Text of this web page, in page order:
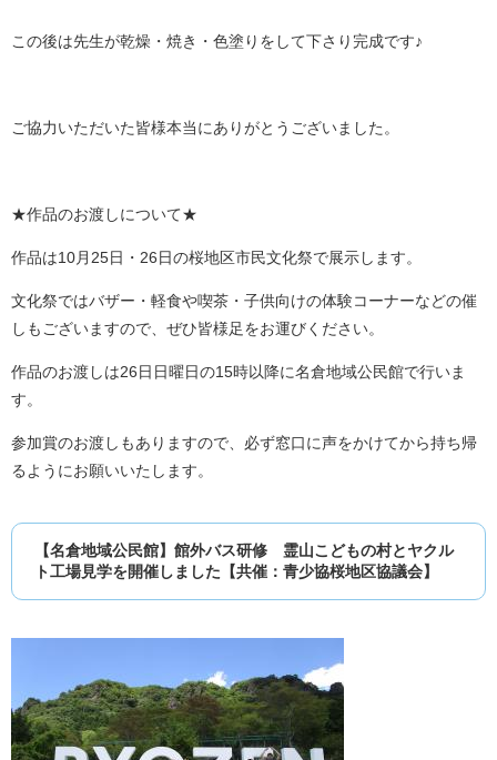
この後は先生が乾燥・焼き・色塗りをして下さり完成です♪
ご協力いただいた皆様本当にありがとうございました。
★作品のお渡しについて★
作品は10月25日・26日の桜地区市民文化祭で展示します。
文化祭ではバザー・軽食や喫茶・子供向けの体験コーナーなどの催
しもございますので、ぜひ皆様足をお運びください。
作品のお渡しは26日日曜日の15時以降に名倉地域公民館で行いま
す。
参加賞のお渡しもありますので、必ず窓口に声をかけてから持ち帰
るようにお願いいたします。
【名倉地域公民館】館外バス研修 霊山こどもの村とヤクル
ト工場見学を開催しました【共催：青少協桜地区協議会】